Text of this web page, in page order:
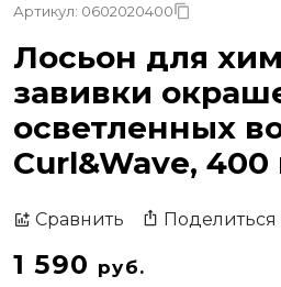
Артикул: 0602020400
Лосьон для
завивки
осветленных
Curl&Wave, 400
Сравнить Поделиться
1 590 руб.